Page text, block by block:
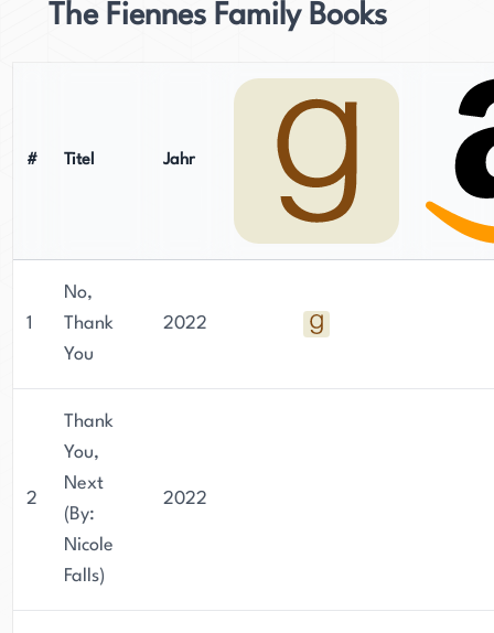
The Fiennes Family Books
# Titel Jahr
1
No,
Thank
You
2022
2
Thank
You,
Next
(By:
Nicole
Falls)
2022